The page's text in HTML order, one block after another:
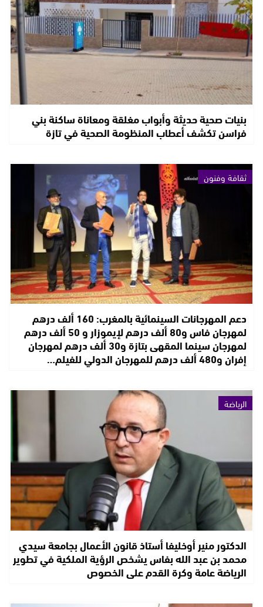
بنيات صحية حديثة وأبواب مغلقة ومعاناة ساكنة بني
فراسن تكشف أعطاب المنظومة الصحية في تازة
ثقافة وفنون
دعم المهرجانات السينمائية بالمغرب: 160 ألف درهم
لمهرجان فاس و80 ألف درهم لإيموزار و 50 ألف درهم
لمهرجان سينما المقهى بتازة و30 ألف درهم لمهرجان
إفران و480 ألف درهم للمهرجان الدولي للفيلم…
الرياضة
الدكتور منير أوخليفا أستاذ قانون الأعمال بجامعة سيدي
محمد بن عبد الله بفاس يشخص الرؤية الملكية في تطوير
الرياضة عامة وكرة القدم على الخصوص